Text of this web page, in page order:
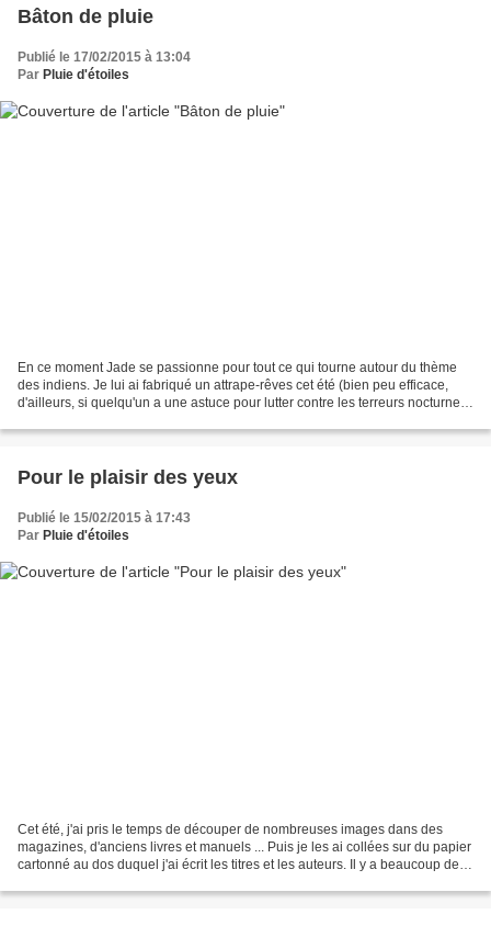
Bâton de pluie
Publié le 17/02/2015 à 13:04
Par Pluie d'étoiles
En ce moment Jade se passionne pour tout ce qui tourne autour du thème
des indiens. Je lui ai fabriqué un attrape-rêves cet été (bien peu efficace,
d'ailleurs, si quelqu'un a une astuce pour lutter contre les terreurs nocturnes
Pour le plaisir des yeux
Publié le 15/02/2015 à 17:43
Par Pluie d'étoiles
Cet été, j'ai pris le temps de découper de nombreuses images dans des
magazines, d'anciens livres et manuels ... Puis je les ai collées sur du papier
cartonné au dos duquel j'ai écrit les titres et les auteurs. Il y a beaucoup de